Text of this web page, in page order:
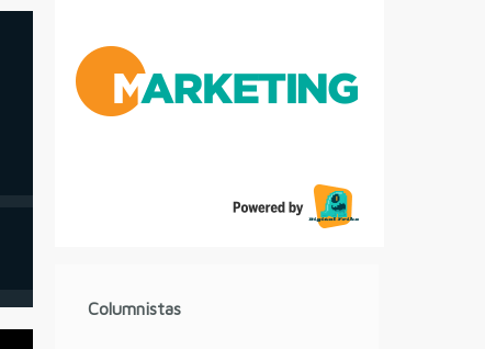
Columnistas